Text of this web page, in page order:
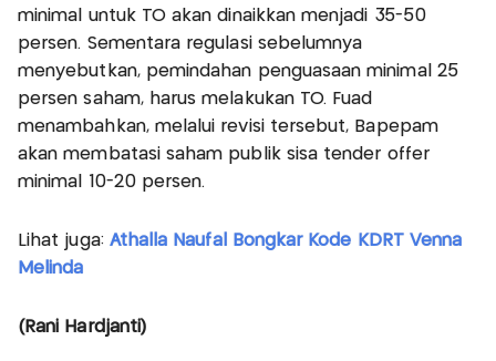
minimal untuk TO akan dinaikkan menjadi 35-50
persen. Sementara regulasi sebelumnya
menyebutkan, pemindahan penguasaan minimal 25
persen saham, harus melakukan TO. Fuad
menambahkan, melalui revisi tersebut, Bapepam
akan membatasi saham publik sisa tender offer
minimal 10-20 persen.
Lihat juga: Athalla Naufal Bongkar Kode KDRT Venna
Melinda
(Rani Hardjanti)